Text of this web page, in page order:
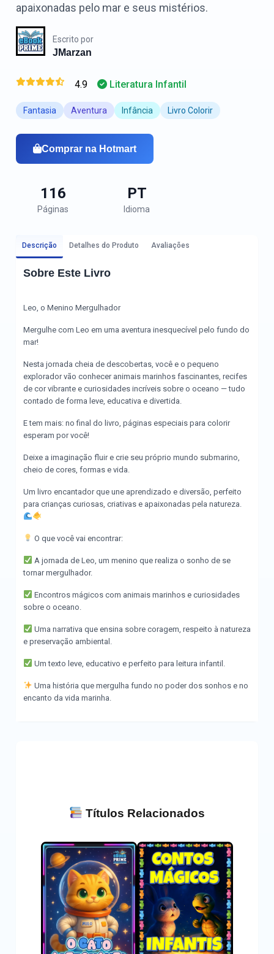
apaixonadas pelo mar e seus mistérios.
Escrito por
JMarzan
4.9 Literatura Infantil
Fantasia Aventura Infância Livro Colorir
Comprar na Hotmart
116
Páginas
PT
Idioma
Descrição Detalhes do Produto Avaliações
Sobre Este Livro
Leo, o Menino Mergulhador
Mergulhe com Leo em uma aventura inesquecível pelo fundo do
mar!
Nesta jornada cheia de descobertas, você e o pequeno
explorador vão conhecer animais marinhos fascinantes, recifes
de cor vibrante e curiosidades incríveis sobre o oceano — tudo
contado de forma leve, educativa e divertida.
E tem mais: no final do livro, páginas especiais para colorir
esperam por você!
Deixe a imaginação fluir e crie seu próprio mundo submarino,
cheio de cores, formas e vida.
Um livro encantador que une aprendizado e diversão, perfeito
para crianças curiosas, criativas e apaixonadas pela natureza.
O que você vai encontrar:
A jornada de Leo, um menino que realiza o sonho de se
tornar mergulhador.
Encontros mágicos com animais marinhos e curiosidades
sobre o oceano.
Uma narrativa que ensina sobre coragem, respeito à natureza
e preservação ambiental.
Um texto leve, educativo e perfeito para leitura infantil.
Uma história que mergulha fundo no poder dos sonhos e no
encanto da vida marinha.
Títulos Relacionados